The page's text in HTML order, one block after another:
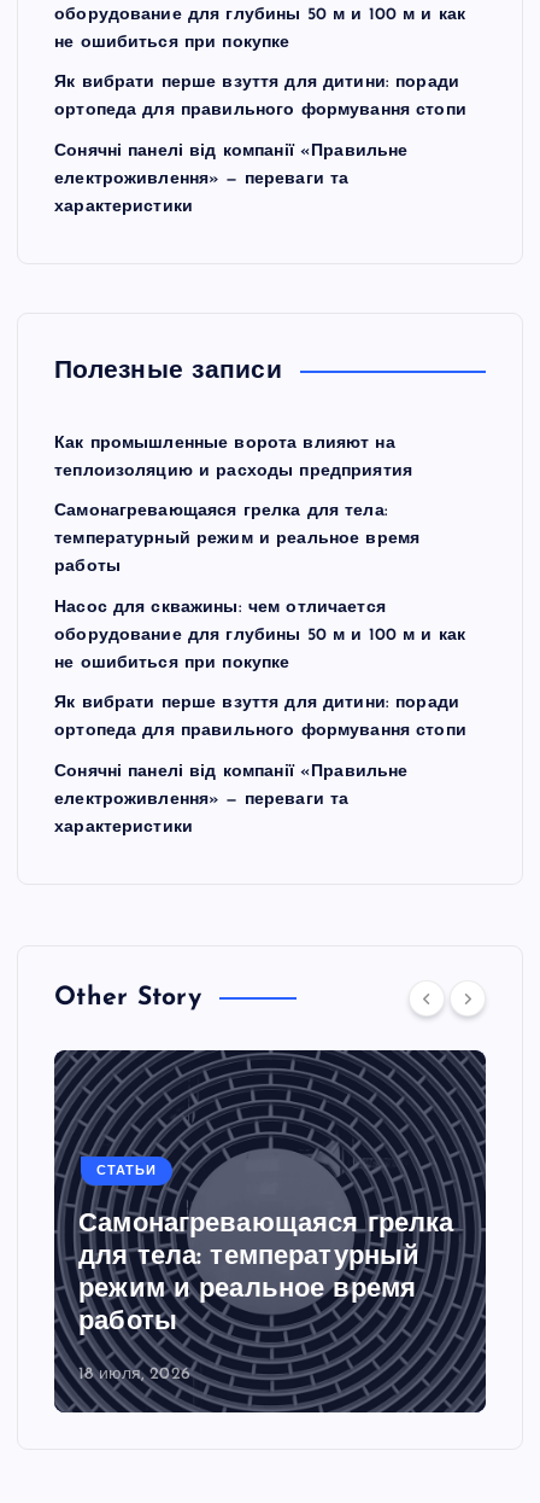
оборудование для глубины 50 м и 100 м и как
не ошибиться при покупке
Як вибрати перше взуття для дитини: поради
ортопеда для правильного формування стопи
Сонячні панелі від компанії «Правильне
електроживлення» — переваги та
характеристики
Полезные записи
Как промышленные ворота влияют на
теплоизоляцию и расходы предприятия
Самонагревающаяся грелка для тела:
температурный режим и реальное время
работы
Насос для скважины: чем отличается
оборудование для глубины 50 м и 100 м и как
не ошибиться при покупке
Як вибрати перше взуття для дитини: поради
ортопеда для правильного формування стопи
Сонячні панелі від компанії «Правильне
електроживлення» — переваги та
характеристики
Other Story
СТАТЬИ
Самонагревающаяся грелка
для тела: температурный
режим и реальное время
работы
18 июля, 2026